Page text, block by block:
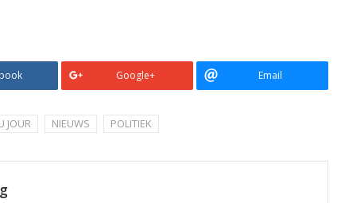
Google+ Email
JOUR NIEUWS POLITIEK